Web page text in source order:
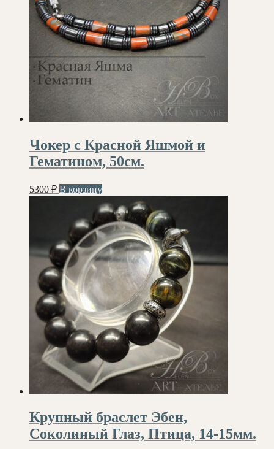
Чокер с Красной Яшмой и
Гематином, 50см.
5300 ₽ В корзину
Крупный браслет Эбен,
Соколиный Глаз, Птица, 14-15мм.